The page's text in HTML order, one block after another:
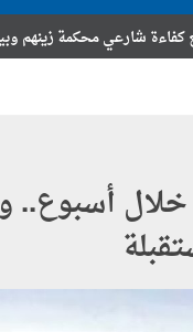
وبيرم التونسى
خلال أسبوع..